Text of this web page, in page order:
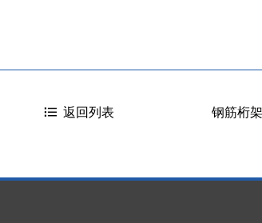
返回列表 钢筋桁